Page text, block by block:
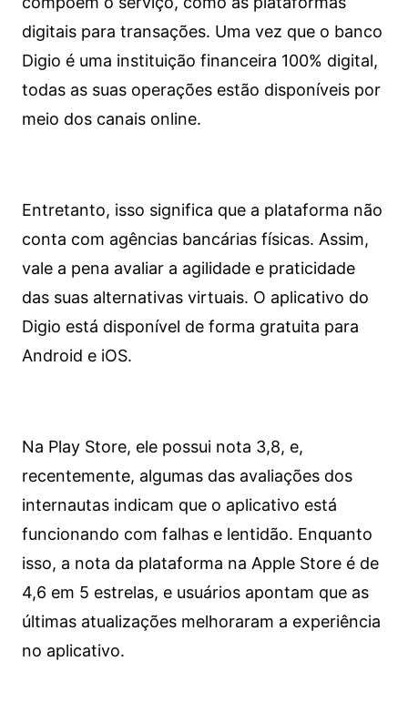
digitais para transações. Uma vez que o banco
Digio é uma instituição financeira 100% digital,
todas as suas operações estão disponíveis por
meio dos canais online.
Entretanto, isso significa que a plataforma não
conta com agências bancárias físicas. Assim,
vale a pena avaliar a agilidade e praticidade
das suas alternativas virtuais. O aplicativo do
Digio está disponível de forma gratuita para
Android e iOS.
Na Play Store, ele possui nota 3,8, e,
recentemente, algumas das avaliações dos
internautas indicam que o aplicativo está
funcionando com falhas e lentidão. Enquanto
isso, a nota da plataforma na Apple Store é de
4,6 em 5 estrelas, e usuários apontam que as
últimas atualizações melhoraram a experiência
no aplicativo.